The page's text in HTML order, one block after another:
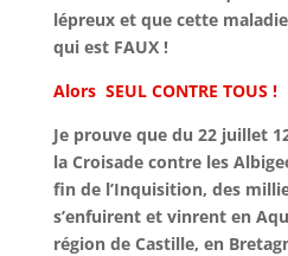
lépreux et que cette
qui est FAUX !
Alors SEUL CONTRE TOUS !
Je prouve que du 22 juillet
la Croisade contre les
fin de l’Inquisition, des
s’enfuirent et vinrent en
région de Castille, en